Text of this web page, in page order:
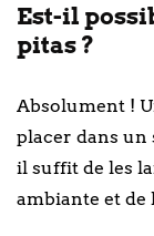
Est-il
pitas ?
Absolument !
placer dans un
il suffit de les
ambiante et de